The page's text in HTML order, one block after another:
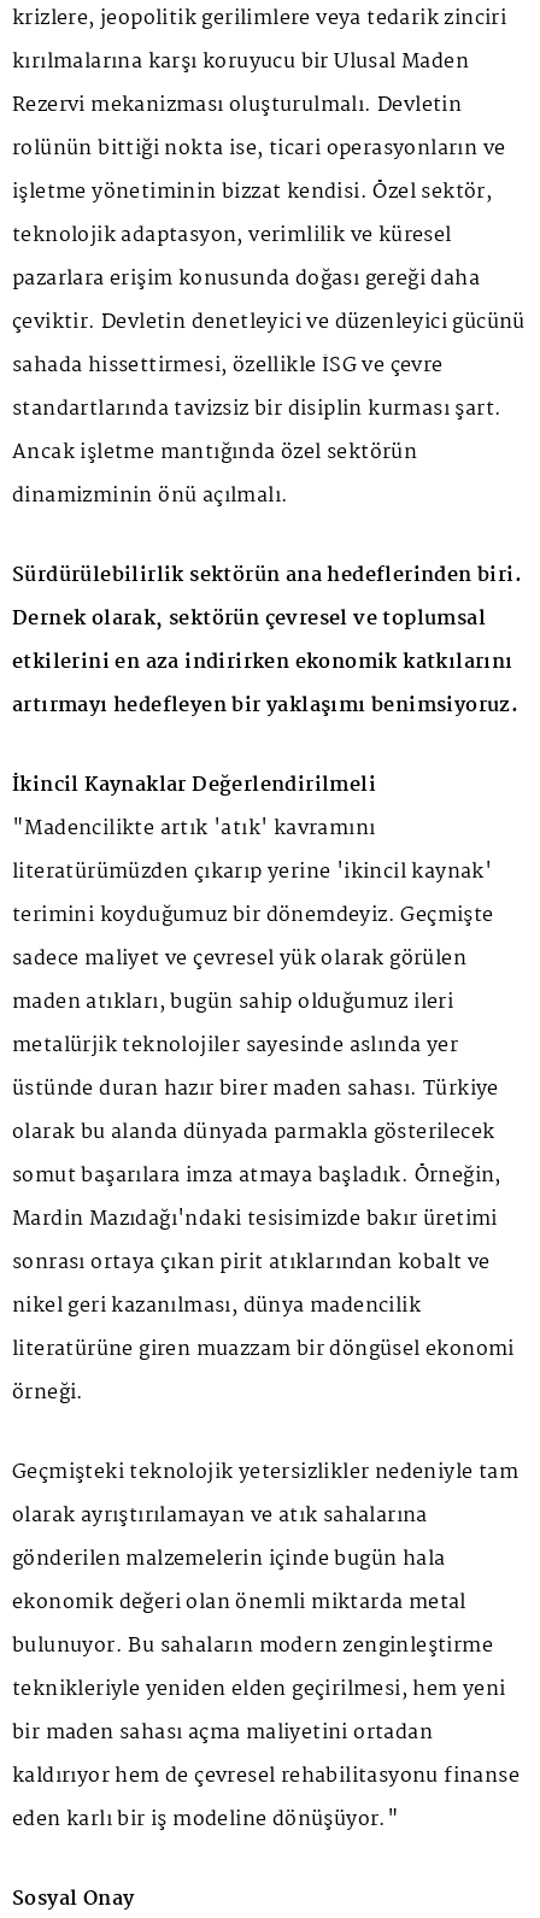
krizlere, jeopolitik gerilimlere veya tedarik zinciri
kırılmalarına karşı koruyucu bir Ulusal Maden
Rezervi mekanizması oluşturulmalı. Devletin
rolünün bittiği nokta ise, ticari operasyonların ve
işletme yönetiminin bizzat kendisi. Özel sektör,
teknolojik adaptasyon, verimlilik ve küresel
pazarlara erişim konusunda doğası gereği daha
çeviktir. Devletin denetleyici ve düzenleyici gücünü
sahada hissettirmesi, özellikle İSG ve çevre
standartlarında tavizsiz bir disiplin kurması şart.
Ancak işletme mantığında özel sektörün
dinamizminin önü açılmalı.
Sürdürülebilirlik sektörün ana hedeflerinden biri.
Dernek olarak, sektörün çevresel ve toplumsal
etkilerini en aza indirirken ekonomik katkılarını
artırmayı hedefleyen bir yaklaşımı benimsiyoruz.
İkincil Kaynaklar Değerlendirilmeli
"Madencilikte artık 'atık' kavramını
literatürümüzden çıkarıp yerine 'ikincil kaynak'
terimini koyduğumuz bir dönemdeyiz. Geçmişte
sadece maliyet ve çevresel yük olarak görülen
maden atıkları, bugün sahip olduğumuz ileri
metalürjik teknolojiler sayesinde aslında yer
üstünde duran hazır birer maden sahası. Türkiye
olarak bu alanda dünyada parmakla gösterilecek
somut başarılara imza atmaya başladık. Örneğin,
Mardin Mazıdağı'ndaki tesisimizde bakır üretimi
sonrası ortaya çıkan pirit atıklarından kobalt ve
nikel geri kazanılması, dünya madencilik
literatürüne giren muazzam bir döngüsel ekonomi
örneği.
Geçmişteki teknolojik yetersizlikler nedeniyle tam
olarak ayrıştırılamayan ve atık sahalarına
gönderilen malzemelerin içinde bugün hala
ekonomik değeri olan önemli miktarda metal
bulunuyor. Bu sahaların modern zenginleştirme
teknikleriyle yeniden elden geçirilmesi, hem yeni
bir maden sahası açma maliyetini ortadan
kaldırıyor hem de çevresel rehabilitasyonu finanse
eden karlı bir iş modeline dönüşüyor."
Sosyal Onay